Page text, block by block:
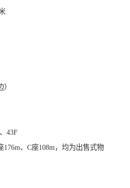
43F
、C座108m，均为出售式物